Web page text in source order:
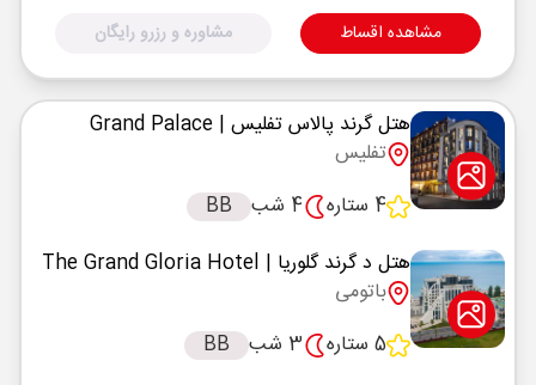
مشاهده اقساط مشاوره و رزرو رایگان
هتل گرند پالاس تفلیس | Grand Palace
تفلیس
4 ستاره
4 شب
BB
هتل د گرند گلوریا | The Grand Gloria Hotel
باتومی
5 ستاره
3 شب BB